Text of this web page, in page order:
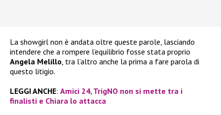
La showgirl non è andata oltre queste parole, lasciando
intendere che a rompere l’equilibrio fosse stata proprio
Angela Melillo, tra l’altro anche la prima a fare parola di
questo litigio.
LEGGI ANCHE: Amici 24, TrigNO non si mette tra i
finalisti e Chiara lo attacca